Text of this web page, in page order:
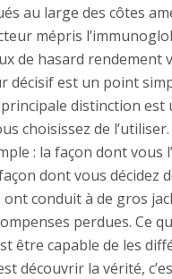
au large des côtes
mépris
de hasard
décisif est un point
distinction
choisissez de
: la façon dont vous
dont vous décidez
conduit à de gros
perdues. Ce
être capable de les
découvrir la vérité,